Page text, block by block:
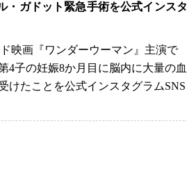
・ガドット緊急手術を公式インスタ
映画『ワンダーウーマン』主演で
4子の妊娠8か月目に脳内に大量の血
けたことを公式インスタグラムSNS